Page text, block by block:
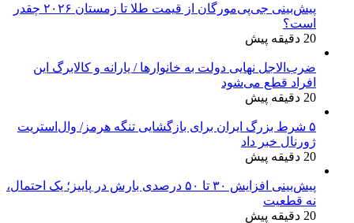
پیش‌بینی جی‌پی‌مورگان از قیمت طلا تا زمستان ۲۰۲۶ چقدر
است؟
20 دقیقه پیش
ضرب‌الاجل نهایی دولت به خانوارها / یارانه و کالابرگ این
افراد قطع می‌شود
20 دقیقه پیش
۵ شرط بزرگ ایران برای بازگشایی تنگه هرمز/ وال‌استریت
ژورنال خبر داد
20 دقیقه پیش
پیش‌بینی افزایش ۳۰ تا ۵۰ درصدی بارش در پاییز؛ یک احتمال،
نه قطعیت
20 دقیقه پیش